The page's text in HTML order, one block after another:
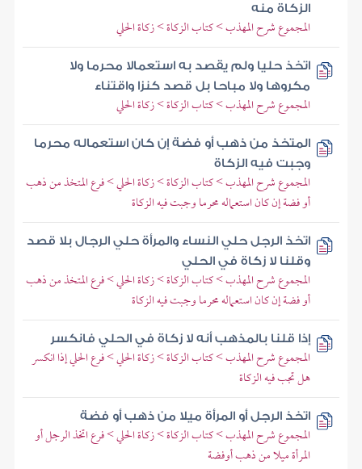
الزكاة منه
المجموع شرح المهذب > كتاب الزكاة > زكاة الحلي
اتخذ حليا ولم يقصد به استعمالا محرما ولا
مكروها ولا مباحا بل قصد كنزا واقتناء
المجموع شرح المهذب > كتاب الزكاة > زكاة الحلي
المتخذ من ذهب أو فضة إن كان استعماله محرما
وجبت فيه الزكاة
المجموع شرح المهذب > كتاب الزكاة > زكاة الحلي > فرع المتخذ من ذهب
أو فضة إن كان استعماله محرما وجبت فيه الزكاة
اتخذ الرجل حلي النساء والمرأة حلي الرجال بلا قصد
وقلنا لا زكاة في الحلي
المجموع شرح المهذب > كتاب الزكاة > زكاة الحلي > فرع المتخذ من ذهب
أو فضة إن كان استعماله محرما وجبت فيه الزكاة
إذا قلنا بالمذهب أنه لا زكاة في الحلي فانكسر
المجموع شرح المهذب > كتاب الزكاة > زكاة الحلي > فرع الحلي إذا انكسر
هل تجب فيه الزكاة
اتخذ الرجل أو المرأة ميلا من ذهب أو فضة
المجموع شرح المهذب > كتاب الزكاة > زكاة الحلي > فرع اتخذ الرجل أو
المرأة ميلا من ذهب أوفضة